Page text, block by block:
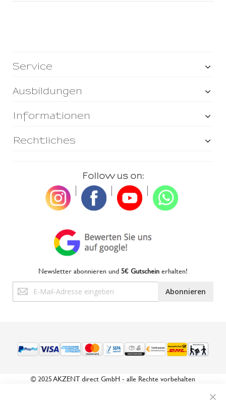
Service
Ausbildungen
Informationen
Rechtliches
Follow us on:
Newsletter abonnieren und5€ Gutscheinerhalten!
Anmeldung
zum
Abonnieren
© 2025 AKZENT direct GmbH - alle Rechte vorbehalten